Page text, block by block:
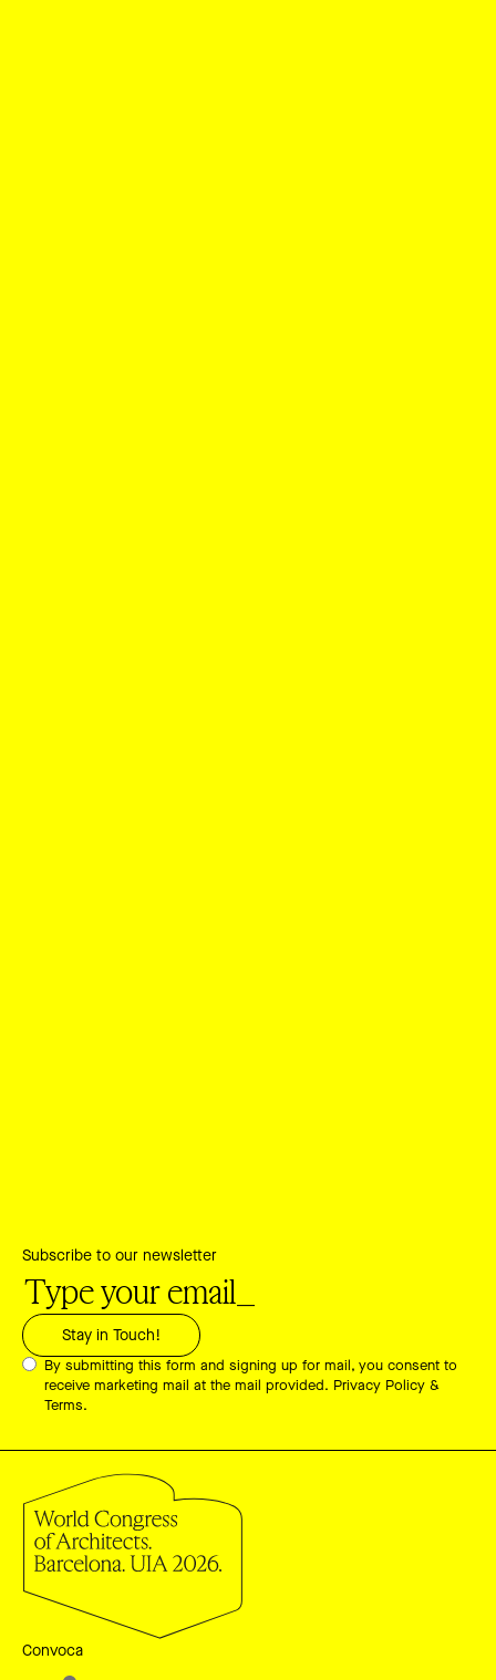
Subscribe to our newsletter
By submitting this form and signing up for mail, you consent to
receive marketing mail at the mail provided. Privacy Policy &
Terms.
Convoca